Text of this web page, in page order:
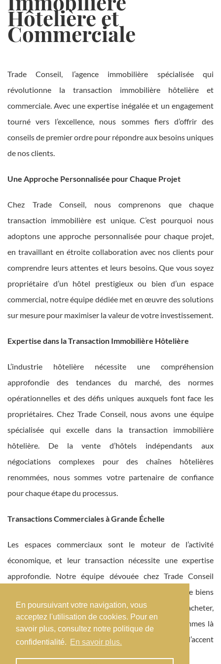
En poursuivant votre navigation, vous
acceptez l'utilisation de cookies. Pour en
savoir plus, consultez notre politique de
confidentialité. En savoir plus.
Hôtelière et
Commerciale
Trade Conseil, l’agence immobilière spécialisée qui
révolutionne la transaction immobilière hôtelière et
commerciale. Avec une expertise inégalée et un engagement
tourné vers l’excellence, nous sommes fiers d’offrir des
conseils de premier ordre pour répondre aux besoins uniques
de nos clients.
Une Approche Personnalisée pour Chaque Projet
Chez Trade Conseil, nous comprenons que chaque
transaction immobilière est unique. C’est pourquoi nous
adoptons une approche personnalisée pour chaque projet,
en travaillant en étroite collaboration avec nos clients pour
comprendre leurs attentes et leurs besoins. Que vous soyez
propriétaire d’un hôtel prestigieux ou bien d’un espace
commercial, notre équipe dédiée met en œuvre des solutions
sur mesure pour maximiser la valeur de votre investissement.
Expertise dans la Transaction Immobilière Hôtelière
L’industrie hôtelière nécessite une compréhension
approfondie des tendances du marché, des normes
opérationnelles et des défis uniques auxquels font face les
propriétaires. Chez Trade Conseil, nous avons une équipe
spécialisée qui excelle dans la transaction immobilière
hôtelière. De la vente d’hôtels indépendants aux
négociations complexes pour des chaînes hôtelières
renommées, nous sommes votre partenaire de confiance
pour chaque étape du processus.
Transactions Commerciales à Grande Échelle
Les espaces commerciaux sont le moteur de l’activité
économique, et leur transaction nécessite une expertise
approfondie. Notre équipe dévouée chez Trade Conseil
possède une vaste expérience dans la négociation de biens
commerciaux de toutes tailles. Que vous cherchiez à acheter,
à vendre ou à louer un espace commercial, nous sommes là
pour vous guider à travers le processus, en mettant l’accent